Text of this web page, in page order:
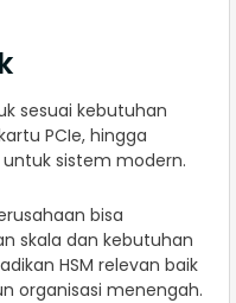
sesuai kebutuhan
PCIe, hingga
sistem modern.
bisa
skala dan kebutuhan
HSM relevan baik
organisasi menengah.